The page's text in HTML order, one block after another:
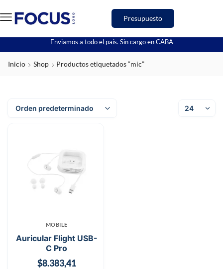
Presupuesto
Enviamos a todo el país. Sin cargo en CABA
Inicio Shop Productos etiquetados “mic”
MOBILE
Auricular Flight USB-
C Pro
$8.383,41